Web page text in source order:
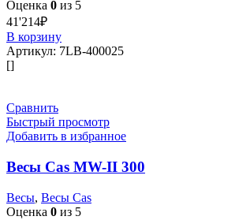
Оценка 0 из 5
41'214₽
В корзину
Артикул: 7LB-400025
[]
Сравнить
Быстрый просмотр
Добавить в избранное
Весы Cas MW-II 300
Весы, Весы Cas
Оценка 0 из 5